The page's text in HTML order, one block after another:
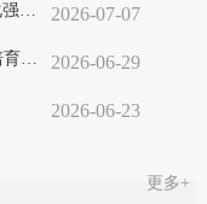
总书记的人民情怀 | “建设社会主义现代化强国，关键在科技自立自强” 2026-07-07
丁薛祥在新疆调研时强调 突出优势特色培育壮大新动能 加快推进经济社会高质量发展 2026-06-29
2026-06-23
更多+